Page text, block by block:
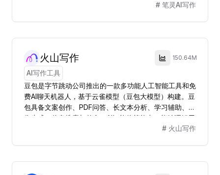
# 笔灵AI写作
火山写作 150.64M
AI写作工具
豆包是字节跳动公司推出的一款多功能人工智能工具和免
费AI聊天机器人，基于云雀模型（豆包大模型）构建。豆
包具备文案创作、PDF问答、长文本分析、学习辅助、图
像生成、信息搜索与整合、AI智能体等能力，能够理解用
# 火山写作